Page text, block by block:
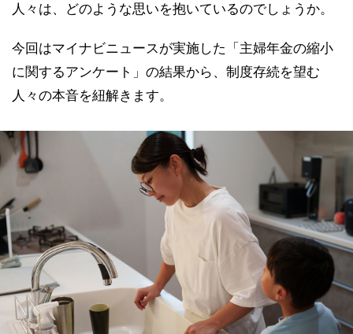
人々は、どのような思いを抱いているのでしょうか。
今回はマイナビニュースが実施した「主婦年金の縮小
に関するアンケート」の結果から、制度存続を望む
人々の本音を紐解きます。